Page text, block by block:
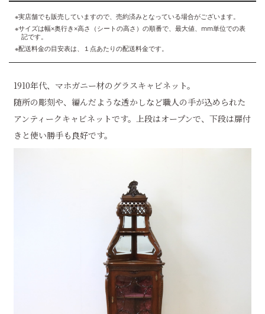
※実店舗でも販売していますので、売約済みとなっている場合がございます。
※サイズは幅×奥行き×高さ（シートの高さ）の順番で、最大値、mm単位での表
記です。
※配送料金の目安表は、１点あたりの配送料金です。
1910年代、マホガニー材のグラスキャビネット。
随所の彫刻や、編んだような透かしなど職人の手が込められた
アンティークキャビネットです。上段はオープンで、下段は扉付
きと使い勝手も良好です。